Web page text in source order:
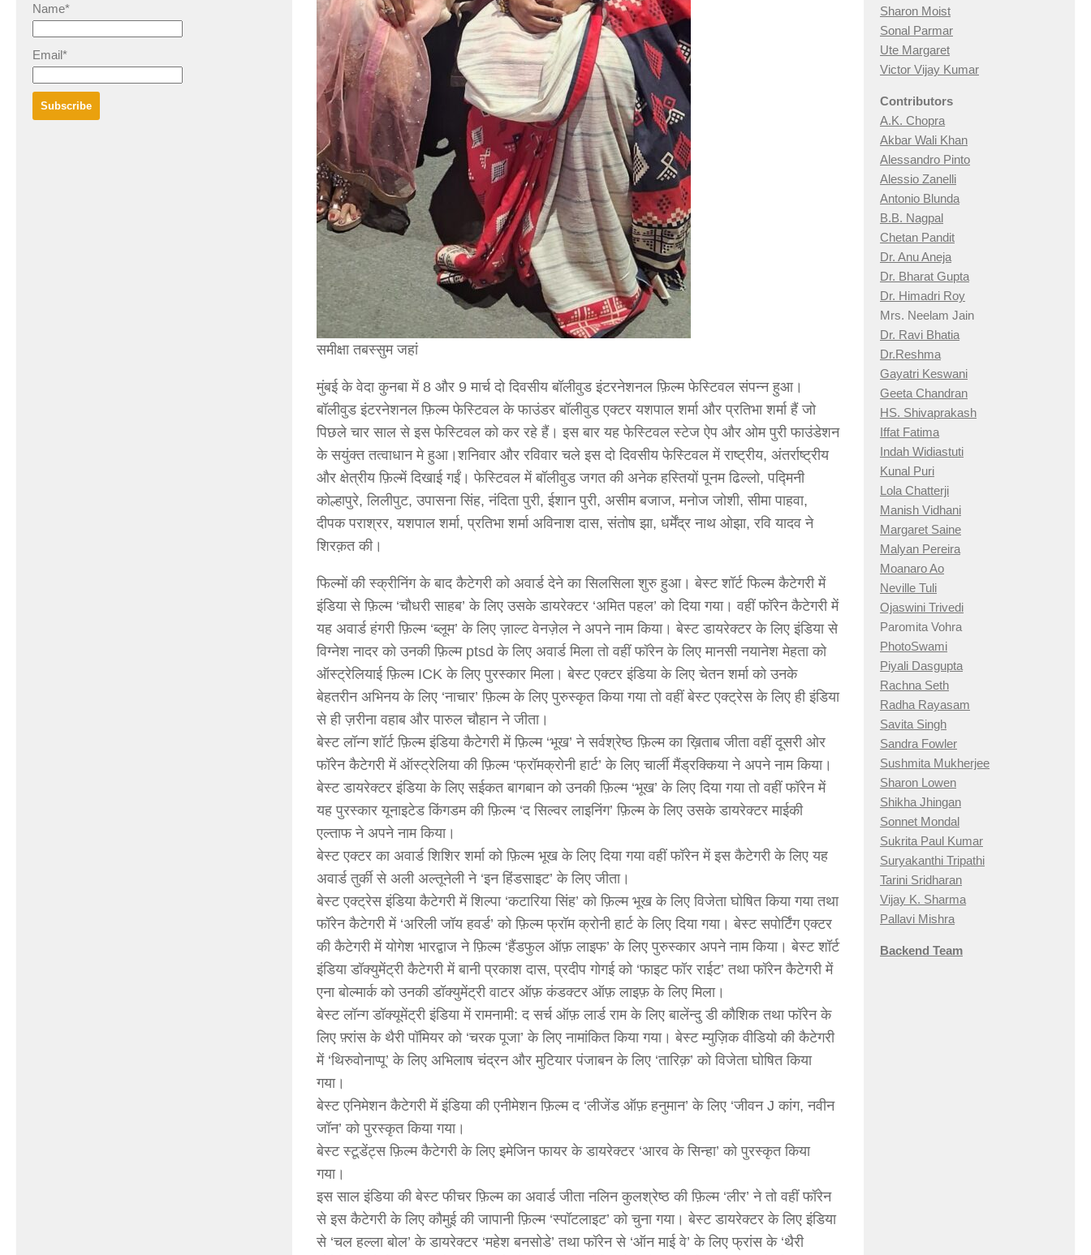
समीक्षा तबस्सुम जहां
मुंबई के वेदा कुनबा में 8 और 9 मार्च दो दिवसीय बॉलीवुड इंटरनेशनल फ़िल्म फेस्टिवल संपन्न हुआ।
बॉलीवुड इंटरनेशनल फ़िल्म फेस्टिवल के फाउंडर बॉलीवुड एक्टर यशपाल शर्मा और प्रतिभा शर्मा हैं जो
पिछले चार साल से इस फेस्टिवल को कर रहे हैं। इस बार यह फेस्टिवल स्टेज ऐप और ओम पुरी फाउंडेशन
के सयुंक्त तत्वाधान मे हुआ।शनिवार और रविवार चले इस दो दिवसीय फेस्टिवल में राष्ट्रीय, अंतर्राष्ट्रीय
और क्षेत्रीय फ़िल्में दिखाई गईं। फेस्टिवल में बॉलीवुड जगत की अनेक हस्तियों पूनम ढिल्लो, पद्मिनी
कोल्हापुरे, लिलीपुट, उपासना सिंह, नंदिता पुरी, ईशान पुरी, असीम बजाज, मनोज जोशी, सीमा पाहवा,
दीपक पराश्रर, यशपाल शर्मा, प्रतिभा शर्मा अविनाश दास, संतोष झा, धर्मेंद्र नाथ ओझा, रवि यादव ने
शिरक़त की।
फिल्मों की स्क्रीनिंग के बाद कैटेगरी को अवार्ड देने का सिलसिला शुरु हुआ। बेस्ट शॉर्ट फिल्म कैटेगरी में
इंडिया से फ़िल्म ‘चौधरी साहब’ के लिए उसके डायरेक्टर ‘अमित पहल’ को दिया गया। वहीं फॉरेन कैटेगरी में
यह अवार्ड हंगरी फ़िल्म ‘ब्लूम’ के लिए ज़ाल्ट वेनज़ेल ने अपने नाम किया। बेस्ट डायरेक्टर के लिए इंडिया से
विग्नेश नादर को उनकी फ़िल्म ptsd के लिए अवार्ड मिला तो वहीं फॉरेन के लिए मानसी नयानेश मेहता को
ऑस्ट्रेलियाई फ़िल्म ICK के लिए पुरस्कार मिला। बेस्ट एक्टर इंडिया के लिए चेतन शर्मा को उनके
बेहतरीन अभिनय के लिए ‘नाचार’ फ़िल्म के लिए पुरुस्कृत किया गया तो वहीं बेस्ट एक्ट्रेस के लिए ही इंडिया
से ही ज़रीना वहाब और पारुल चौहान ने जीता।
बेस्ट लॉन्ग शॉर्ट फ़िल्म इंडिया कैटेगरी में फ़िल्म ‘भूख’ ने सर्वश्रेष्ठ फ़िल्म का ख़िताब जीता वहीं दूसरी ओर
फॉरेन कैटेगरी में ऑस्ट्रेलिया की फ़िल्म ‘फ्रॉमक्रोनी हार्ट’ के लिए चार्ली मैंड्रक्किया ने अपने नाम किया।
बेस्ट डायरेक्टर इंडिया के लिए सईकत बागबान को उनकी फ़िल्म ‘भूख’ के लिए दिया गया तो वहीं फॉरेन में
यह पुरस्कार यूनाइटेड किंगडम की फ़िल्म ‘द सिल्वर लाइनिंग’ फ़िल्म के लिए उसके डायरेक्टर माईकी
एल्ताफ ने अपने नाम किया।
बेस्ट एक्टर का अवार्ड शिशिर शर्मा को फ़िल्म भूख के लिए दिया गया वहीं फॉरेन में इस कैटेगरी के लिए यह
अवार्ड तुर्की से अली अल्तूनेली ने ‘इन हिंडसाइट’ के लिए जीता।
बेस्ट एक्ट्रेस इंडिया कैटेगरी में शिल्पा ‘कटारिया सिंह’ को फ़िल्म भूख के लिए विजेता घोषित किया गया तथा
फॉरेन कैटेगरी में ‘अरिली जॉय हवर्ड’ को फ़िल्म फ्रॉम क्रोनी हार्ट के लिए दिया गया। बेस्ट सपोर्टिंग एक्टर
की कैटेगरी में योगेश भारद्वाज ने फ़िल्म ‘हैंडफुल ऑफ़ लाइफ’ के लिए पुरुस्कार अपने नाम किया। बेस्ट शॉर्ट
इंडिया डॉक्युमेंट्री कैटेगरी में बानी प्रकाश दास, प्रदीप गोगई को ‘फाइट फॉर राईट’ तथा फॉरेन कैटेगरी में
एना बोल्मार्क को उनकी डॉक्युमेंट्री वाटर ऑफ़ कंडक्टर ऑफ़ लाइफ़ के लिए मिला।
बेस्ट लॉन्ग डॉक्यूमेंट्री इंडिया में रामनामी: द सर्च ऑफ़ लार्ड राम के लिए बालेंन्दु डी कौशिक तथा फॉरेन के
लिए फ़्रांस के थैरी पॉमियर को ‘चरक पूजा’ के लिए नामांकित किया गया। बेस्ट म्युज़िक वीडियो की कैटेगरी
में ‘थिरुवोनाप्पू’ के लिए अभिलाष चंद्रन और मुटियार पंजाबन के लिए ‘तारिक़’ को विजेता घोषित किया
गया।
बेस्ट एनिमेशन कैटेगरी में इंडिया की एनीमेशन फ़िल्म द ‘लीजेंड ऑफ़ हनुमान’ के लिए ‘जीवन J कांग, नवीन
जॉन’ को पुरस्कृत किया गया।
बेस्ट स्टूडेंट्स फ़िल्म कैटेगरी के लिए इमेजिन फायर के डायरेक्टर ‘आरव के सिन्हा’ को पुरस्कृत किया
गया।
इस साल इंडिया की बेस्ट फीचर फ़िल्म का अवार्ड जीता नलिन कुलश्रेष्ठ की फ़िल्म ‘लीर’ ने तो वहीं फॉरेन
से इस कैटेगरी के लिए कौमुई की जापानी फ़िल्म ‘स्पॉटलाइट’ को चुना गया। बेस्ट डायरेक्टर के लिए इंडिया
से ‘चल हल्ला बोल’ के डायरेक्टर ‘महेश बनसोडे’ तथा फॉरेन से ‘ऑन माई वे’ के लिए फ्रांस के ‘थैरी
Name*
Email*
Sharon Moist
Sonal Parmar
Ute Margaret
Victor Vijay Kumar
Contributors
A.K. Chopra
Akbar Wali Khan
Alessandro Pinto
Alessio Zanelli
Antonio Blunda
B.B. Nagpal
Chetan Pandit
Dr. Anu Aneja
Dr. Bharat Gupta
Dr. Himadri Roy
Mrs. Neelam Jain
Dr. Ravi Bhatia
Dr.Reshma
Gayatri Keswani
Geeta Chandran
HS. Shivaprakash
Iffat Fatima
Indah Widiastuti
Kunal Puri
Lola Chatterji
Manish Vidhani
Margaret Saine
Malyan Pereira
Moanaro Ao
Neville Tuli
Ojaswini Trivedi
Paromita Vohra
PhotoSwami
Piyali Dasgupta
Rachna Seth
Radha Rayasam
Savita Singh
Sandra Fowler
Sushmita Mukherjee
Sharon Lowen
Shikha Jhingan
Sonnet Mondal
Sukrita Paul Kumar
Suryakanthi Tripathi
Tarini Sridharan
Vijay K. Sharma
Pallavi Mishra
Backend Team